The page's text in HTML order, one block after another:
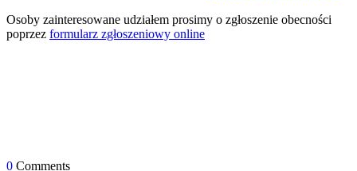
Osoby zainteresowane udziałem prosimy o zgłoszenie obecności
poprzez formularz zgłoszeniowy online
0 Comments